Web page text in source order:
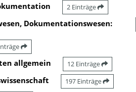
2 Einträge
Dokumentationswesen:
allgemein 12 Einträge
197 Einträge